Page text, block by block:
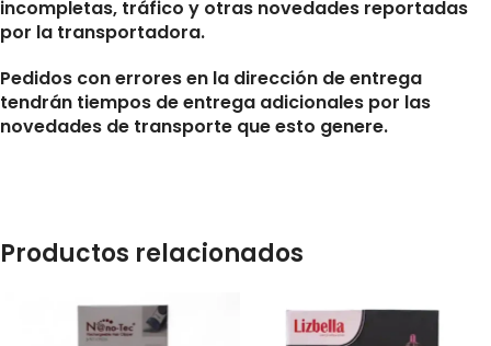
incompletas, tráfico y otras novedades reportadas
por la transportadora.
Pedidos con errores en la dirección de entrega
tendrán tiempos de entrega adicionales por las
novedades de transporte que esto genere.
Productos relacionados